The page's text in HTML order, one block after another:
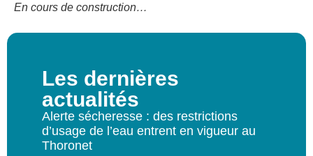
En cours de construction…
Les dernières
actualités
Alerte sécheresse : des restrictions
d’usage de l’eau entrent en vigueur au
Thoronet